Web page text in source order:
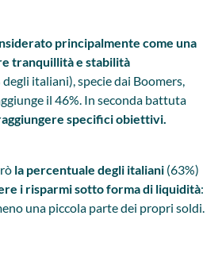
principalmente come una
tranquillità e stabilità
degli italiani), specie dai Boomers,
il 46%. In seconda battuta
specifici obiettivi.
la percentuale degli italiani (63%)
i risparmi sotto forma di liquidità:
una piccola parte dei propri soldi.